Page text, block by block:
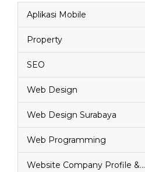
Aplikasi Mobile
Property
SEO
Web Design
Web Design Surabaya
Web Programming
Website Company Profile &…